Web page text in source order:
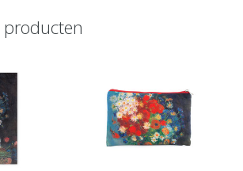
producten